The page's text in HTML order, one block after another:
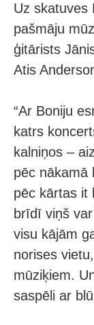
Uz skatuves
pašmāju
ģitārists
Atis
“Ar Boniju
katrs
kalniņos –
pēc nākamā
pēc kārtas it
brīdī viņš
visu kājām
norises
mūziķiem.
saspēli ar